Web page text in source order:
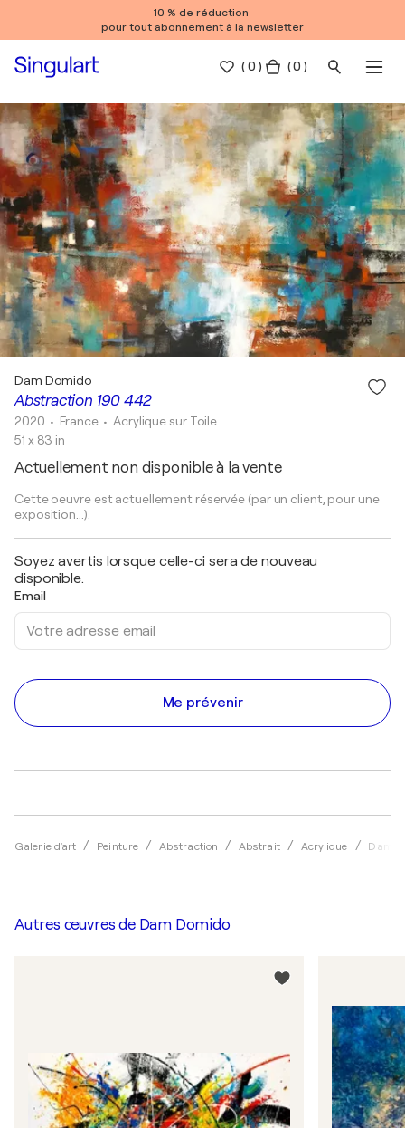
10 % de réduction
pour tout abonnement à la newsletter
(0 ) ( 0 )
Galerie d'art Peinture Abstraction Abstrait Acrylique Dam
Abstraction 190 442
Dam Domido
2020 • France •Acrylique sur Toile
51 x 83 in
Actuellement non disponible à la vente
Cette oeuvre est actuellement réservée (par un client, pour une
exposition...).
Soyez avertis lorsque celle-ci sera de nouveau
disponible.
Email
Me prévenir
Autres œuvres de Dam Domido